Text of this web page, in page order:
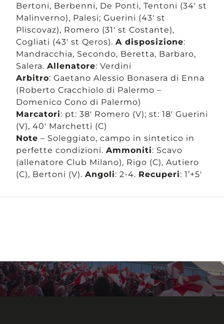
Bertoni, Berbenni, De Ponti, Tentoni (34′ st
Malinverno), Palesi; Guerini (43′ st
Pliscovaz), Romero (31′ st Costante),
Cogliati (43′ st Qeros). A disposizione:
Mandracchia, Secondo, Beretta, Barbaro,
Salera. Allenatore: Verdini
Arbitro: Gaetano Alessio Bonasera di Enna
(Roberto Cracchiolo di Palermo –
Domenico Cono di Palermo)
Marcatori: pt: 38′ Romero (V); st: 18′ Guerini
(V), 40′ Marchetti (C)
Note – Soleggiato, campo in sintetico in
perfette condizioni. Ammoniti: Scavo
(allenatore Club Milano), Rigo (C), Autiero
(C), Bertoni (V). Angoli: 2-4. Recuperi: 1’+5′